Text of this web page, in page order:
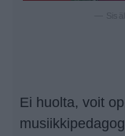
Ei huolta, voit